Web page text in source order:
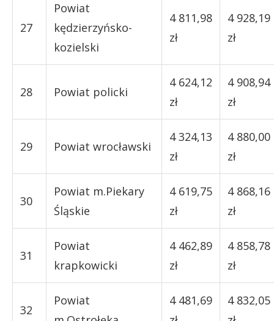
27
Powiat
kędzierzyńsko-
kozielski
4 811,98
zł
4 928,19
zł
28 Powiat policki
4 624,12
zł
4 908,94
zł
29 Powiat wrocławski
4 324,13
zł
4 880,00
zł
30
Powiat m.Piekary
Śląskie
4 619,75
zł
4 868,16
zł
31
Powiat
krapkowicki
4 462,89
zł
4 858,78
zł
32
Powiat
4 481,69
4 832,05